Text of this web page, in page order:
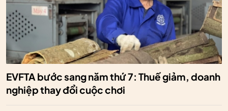
EVFTA bước sang năm thứ 7: Thuế giảm, doanh
nghiệp thay đổi cuộc chơi